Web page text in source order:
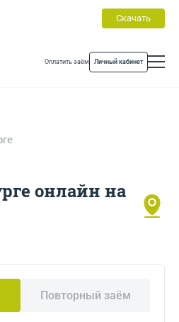
Скачать
Оплатить заём Личный кабинет
онлайн на
Повторный заём